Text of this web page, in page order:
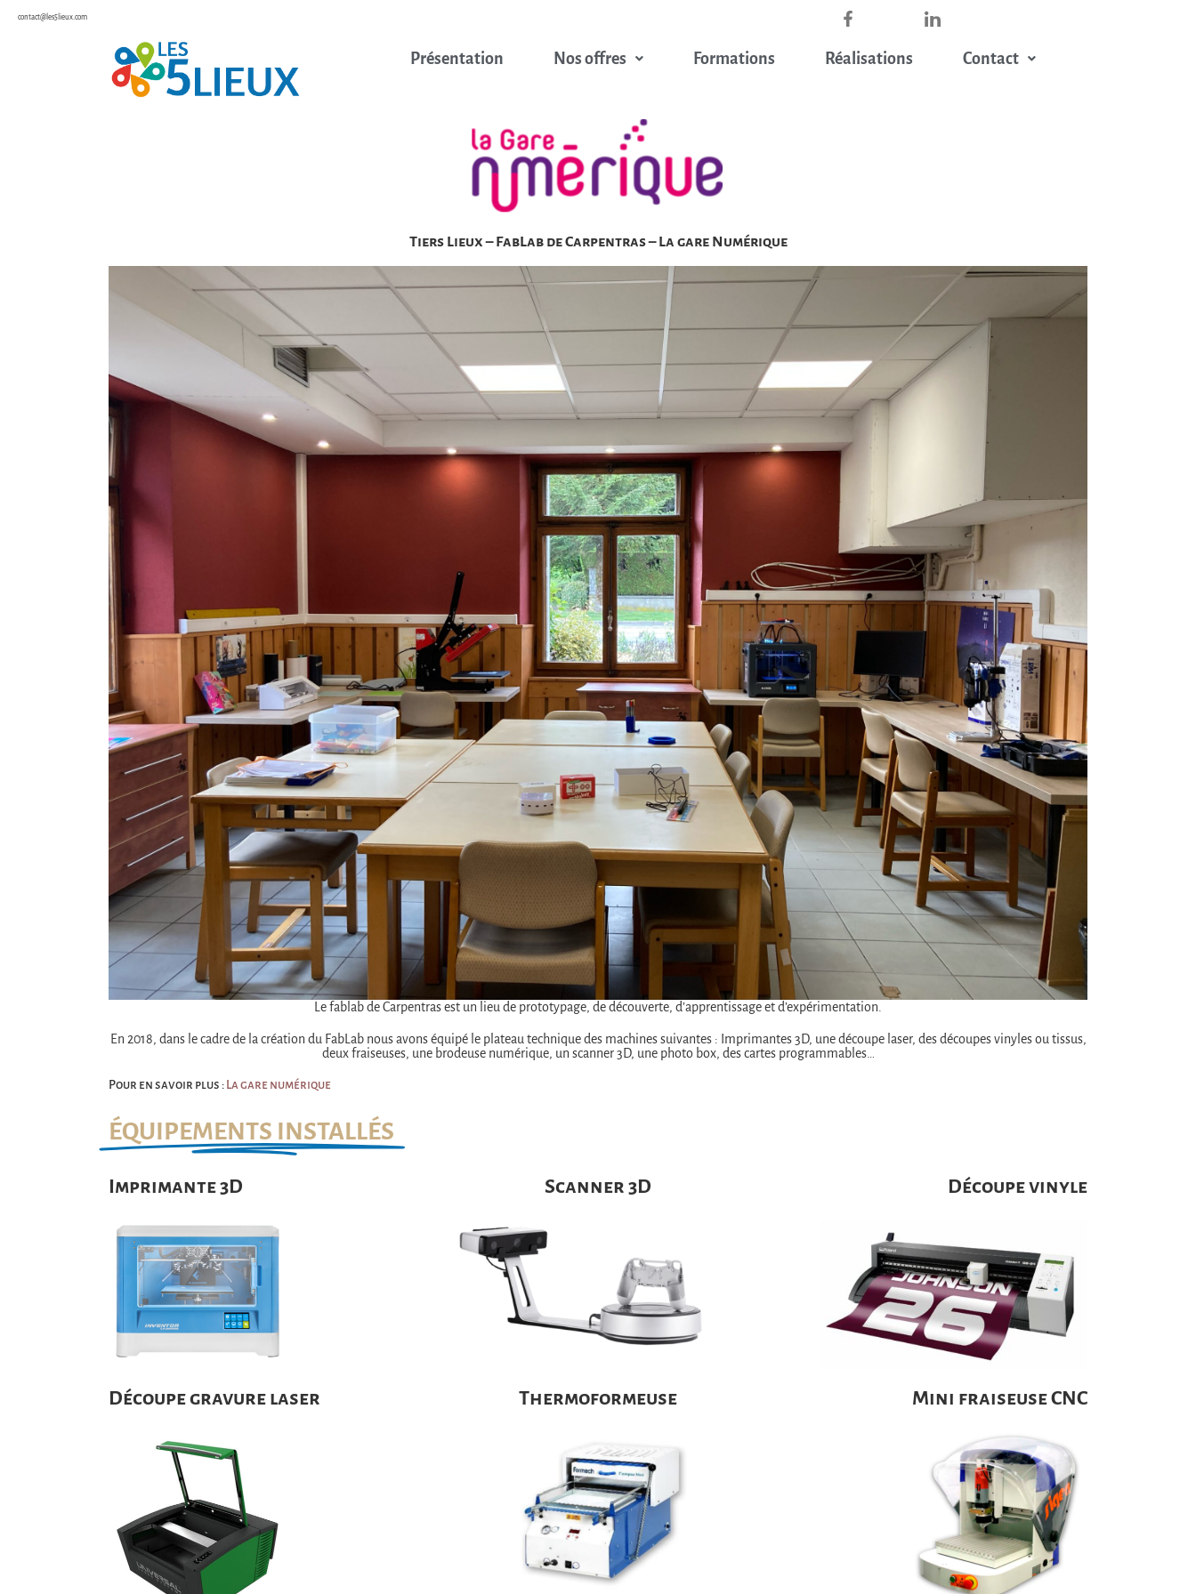
contact@les5lieux.com
Présentation Nos offres Formations Réalisations Contact
Tiers Lieux – FabLab de Carpentras –La gare Numérique
Le fablab de Carpentras est un lieu de prototypage, de découverte, d’apprentissage et d’expérimentation.
En 2018, dans le cadre de la création du FabLab nous avons équipé le plateau technique des machines suivantes : Imprimantes 3D, une découpe laser, des découpes vinyles ou tissus,
deux fraiseuses, une brodeuse numérique, un scanner 3D, une photo box, des cartes programmables…
Pour en savoir plus : La gare numérique
ÉQUIPEMENTS INSTALLÉS
Imprimante 3D Scanner 3D Découpe vinyle
Découpe gravure laser Thermoformeuse Mini fraiseuse CNC